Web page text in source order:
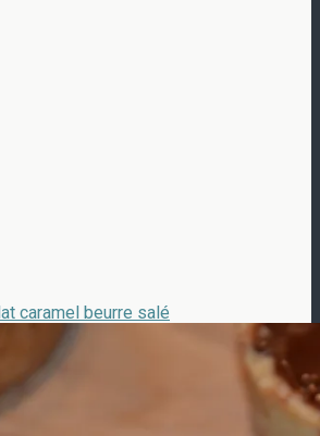
caramel beurre salé